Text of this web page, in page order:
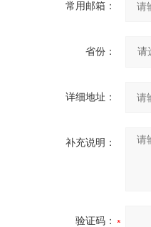
常用邮箱：
省份：
详细地址：
补充说明：
验证码：